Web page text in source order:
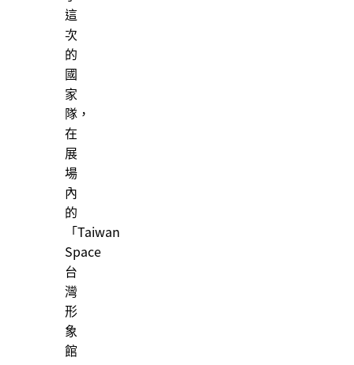
這
次
的
國
家
隊，
在
展
場
內
的
「Taiwan
Space
台
灣
形
象
館